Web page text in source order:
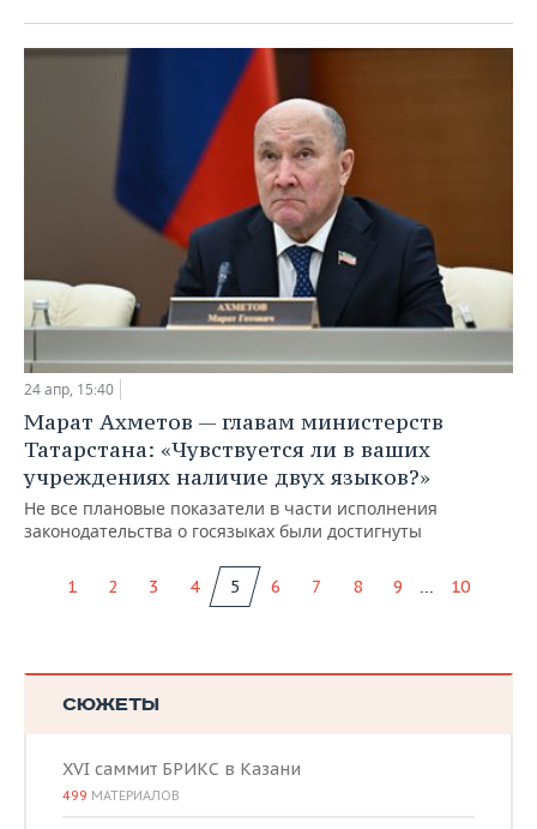
24 апр, 15:40
Марат Ахметов — главам министерств
Татарстана: «Чувствуется ли в ваших
учреждениях наличие двух языков?»
Не все плановые показатели в части исполнения
законодательства о госязыках были достигнуты
1 2 3 4 5 6 7 8 9 ... 10
СЮЖЕТЫ
XVI саммит БРИКС в Казани
499 МАТЕРИАЛОВ